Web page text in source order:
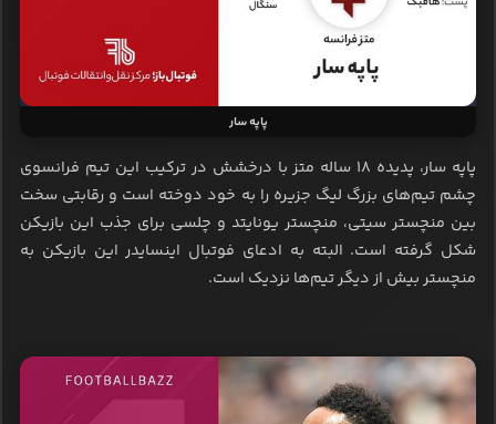
پاپه سار
پاپه سار، پدیده 18 ساله متز با درخشش در ترکیب این تیم فرانسوی
چشم تیم‌های بزرگ لیگ جزیره را به خود دوخته است و رقابتی سخت
بین منچستر سیتی، منچستر یونایتد و چلسی برای جذب این بازیکن
شکل گرفته است. البته به ادعای فوتبال اینسایدر این بازیکن به
منچستر بیش از دیگر تیم‌ها نزدیک است.